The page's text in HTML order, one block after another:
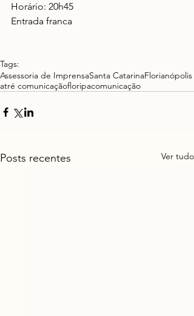
Horário: 20h45
Entrada franca
Tags:
Assessoria de ImprensaSanta CatarinaFlorianópolis
atré comunicaçãofloripacomunicação
Posts recentes Ver tudo